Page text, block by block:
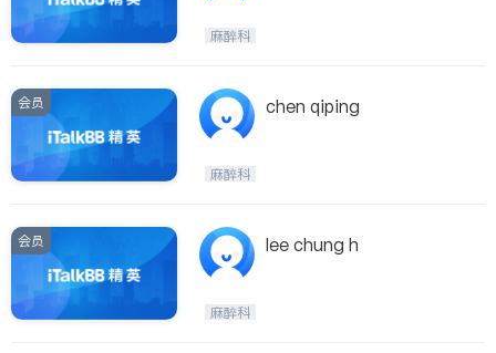
麻醉科
会员 chen qiping
麻醉科
会员 lee chung h
麻醉科